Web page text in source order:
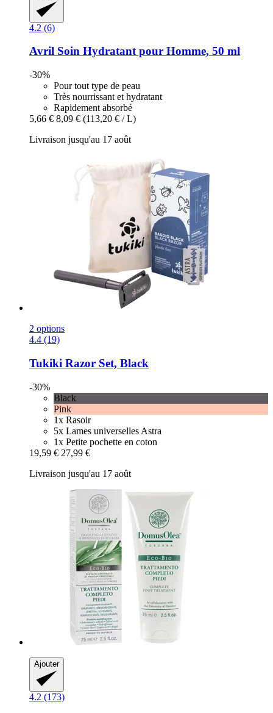
4.2 (6)
Avril Soin Hydratant pour Homme, 50 ml
-30%
Pour tout type de peau
Très nourrissant et hydratant
Rapidement absorbé
5,66 € 8,09 € (113,20 € / L)
Livraison jusqu'au 17 août
2 options
4.4 (19)
Tukiki Razor Set, Black
-30%
Black
Pink
1x Rasoir
5x Lames universelles Astra
1x Petite pochette en coton
19,59 € 27,99 €
Livraison jusqu'au 17 août
Ajouter
4.2 (173)